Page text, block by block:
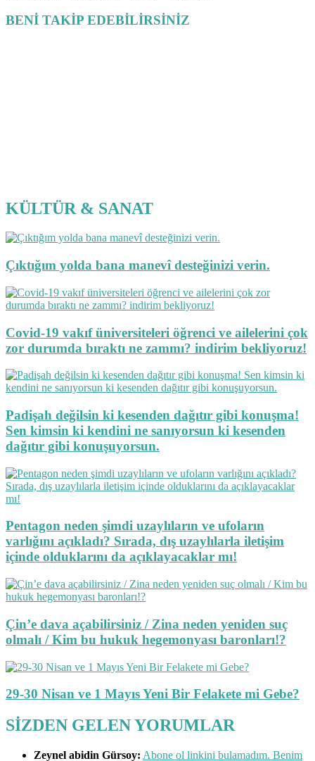
BENİ TAKİP EDEBİLİRSİNİZ
KÜLTÜR & SANAT
Çıktığım yolda bana manevî desteğinizi verin.
Covid-19 vakıf üniversiteleri öğrenci ve ailelerini çok
zor durumda bıraktı ne zammı? indirim bekliyoruz!
Padişah değilsin ki kesenden dağıtır gibi konuşma!
Sen kimsin ki kendini ne sanıyorsun ki kesenden
dağıtır gibi konuşuyorsun.
Pentagon neden şimdi uzaylıların ve ufoların
varlığını açıkladı? Sırada, dış uzaylılarla iletişim
içinde olduklarını da açıklayacaklar mı!
Çin’e dava açabilirsiniz / Zina neden yeniden suç
olmalı / Kim bu hukuk hegemonyası baronları!?
29-30 Nisan ve 1 Mayıs Yeni Bir Felakete mi Gebe?
SİZDEN GELEN YORUMLAR
Zeynel abidin Gürsoy: Abone ol linkini bulamadım. Benim